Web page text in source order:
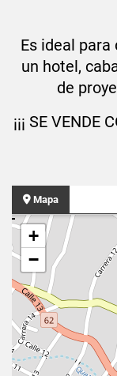
Es ideal
un hotel,
de
¡¡¡ SE
Mapa
+
−